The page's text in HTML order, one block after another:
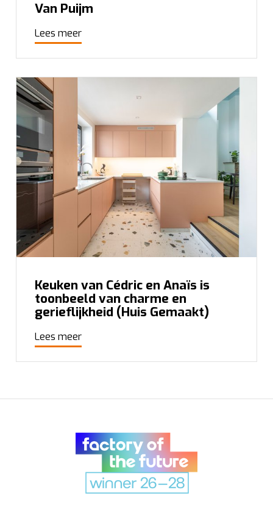
Van Puijm
Lees meer
Keuken van Cédric en Anaïs is
toonbeeld van charme en
gerieflijkheid (Huis Gemaakt)
Lees meer